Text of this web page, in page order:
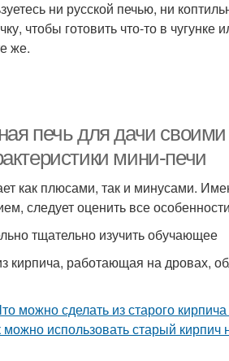
ни русской печью, ни
чтобы готовить что-то в
же.
печь для дачи
мини-печи
как плюсами, так и минусами.
следует оценить все
тщательно изучить обучающее
кирпича, работающая на дровах,